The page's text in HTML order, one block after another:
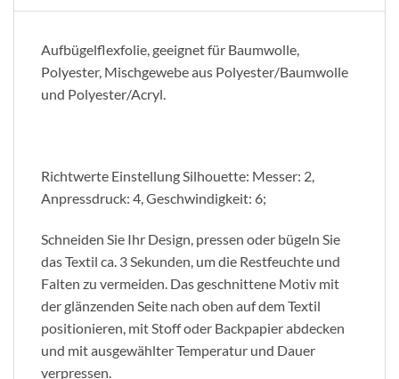
Aufbügelflexfolie, geeignet für Baumwolle,
Polyester, Mischgewebe aus Polyester/Baumwolle
und Polyester/Acryl.
Richtwerte Einstellung Silhouette: Messer: 2,
Anpressdruck: 4, Geschwindigkeit: 6;
Schneiden Sie Ihr Design, pressen oder bügeln Sie
das Textil ca. 3 Sekunden, um die Restfeuchte und
Falten zu vermeiden. Das geschnittene Motiv mit
der glänzenden Seite nach oben auf dem Textil
positionieren, mit Stoff oder Backpapier abdecken
und mit ausgewählter Temperatur und Dauer
verpressen.